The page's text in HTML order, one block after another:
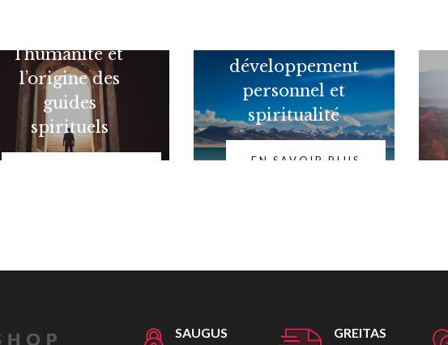
l’humanité et
l’origine des
guides
spirituels
développement
personnel et
spiritualité
EN SAVOIR PLUS
SAUGUS
GREITAS